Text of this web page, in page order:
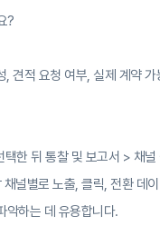
?
견적 요청 여부, 실제 계약
한 뒤 통찰 및 보고서 > 채널
널별로 노출, 클릭, 전환 데
악하는 데 유용합니다.